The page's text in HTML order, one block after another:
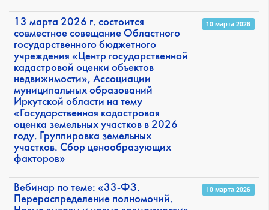
13 марта 2026 г. состоится
совместное совещание Областного
государственного бюджетного
учреждения «Центр государственной
кадастровой оценки объектов
недвижимости», Ассоциации
муниципальных образований
Иркутской области на тему
«Государственная кадастровая
оценка земельных участков в 2026
году. Группировка земельных
участков. Сбор ценообразующих
факторов»
10 марта 2026
Вебинар по теме: «33-ФЗ.
Перераспределение полномочий.
10 марта 2026